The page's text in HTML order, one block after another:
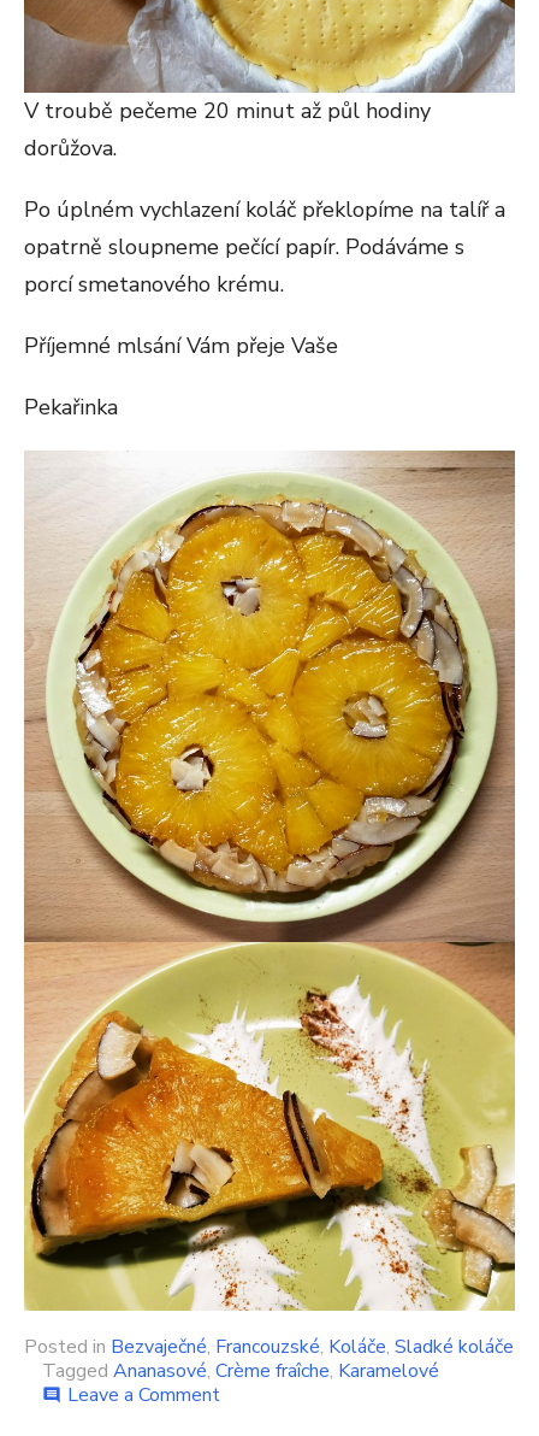
V troubě pečeme 20 minut až půl hodiny
dorůžova.
Po úplném vychlazení koláč překlopíme na talíř a
opatrně sloupneme pečící papír. Podáváme s
porcí smetanového krému.
Příjemné mlsání Vám přeje Vaše
Pekařinka
Posted in Bezvaječné, Francouzské, Koláče, Sladké koláče
Tagged Ananasové, Crème fraîche, Karamelové
comment Leave a Commenton